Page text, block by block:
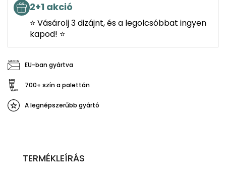
2+1 akció
⭐ Vásárolj 3 dizájnt, és a legolcsóbbat ingyen
kapod! ⭐
EU-ban gyártva
700+ szín a palettán
A legnépszerűbb gyártó
TERMÉKLEÍRÁS